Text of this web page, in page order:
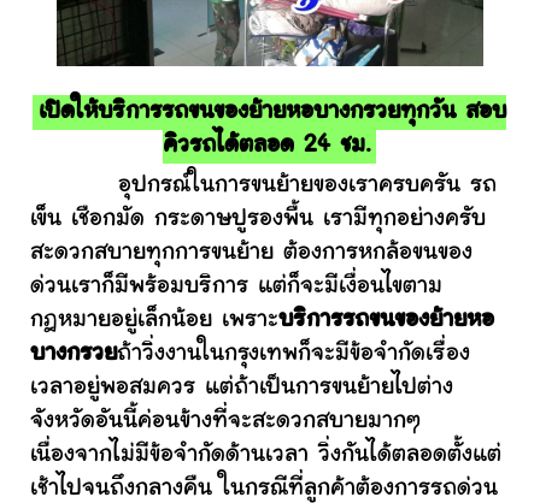
เปิดให้บริการรถขนของย้ายหอบางกรวยทุกวัน สอบ
คิวรถได้ตลอด 24 ชม.
อุปกรณ์ในการขนย้ายของเราครบครัน รถ
เข็น เชือกมัด กระดาษปูรองพื้น เรามีทุกอย่างครับ
สะดวกสบายทุกการขนย้าย ต้องการหกล้อขนของ
ด่วนเราก็มีพร้อมบริการ แต่ก็จะมีเงื่อนไขตาม
กฎหมายอยู่เล็กน้อย เพราะบริการรถขนของย้ายหอ
บางกรวยถ้าวิ่งงานในกรุงเทพก็จะมีข้อจำกัดเรื่อง
เวลาอยู่พอสมควร แต่ถ้าเป็นการขนย้ายไปต่าง
จังหวัดอันนี้ค่อนข้างที่จะสะดวกสบายมากๆ
เนื่องจากไม่มีข้อจำกัดด้านเวลา วิ่งกันได้ตลอดตั้งแต่
เช้าไปจนถึงกลางคืน ในกรณีที่ลูกค้าต้องการรถด่วน